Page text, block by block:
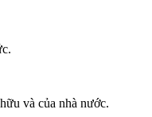
và của nhà nước.